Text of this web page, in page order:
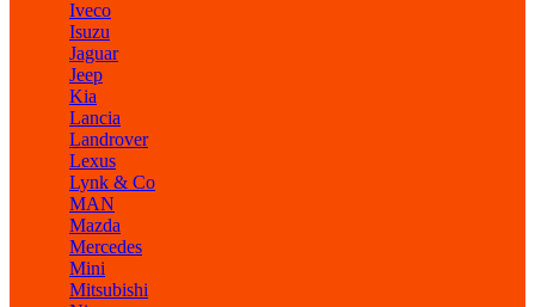
Iveco
Isuzu
Jaguar
Jeep
Kia
Lancia
Landrover
Lexus
Lynk & Co
MAN
Mazda
Mercedes
Mini
Mitsubishi